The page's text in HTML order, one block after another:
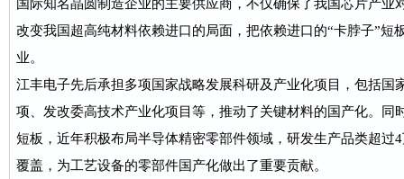
国际知名晶圆制造企业的主要供应商，不仅确保了我国芯片产业
改变我国超高纯材料依赖进口的局面，把依赖进口的“卡脖子”短
业。
江丰电子先后承担多项国家战略发展科研及产业化项目，包括国
项、发改委高技术产业化项目等，推动了关键材料的国产化。同
短板，近年积极布局半导体精密零部件领域，研发生产品类超过
覆盖，为工艺设备的零部件国产化做出了重要贡献。